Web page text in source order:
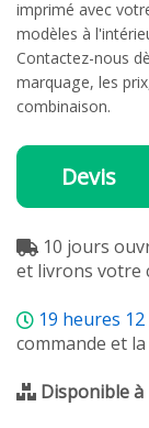
imprimé avec
modèles à
Contactez-nous
marquage, les
combinaison.
Devis
10 jours
et livrons votre
19 heures 12
commande et
Disponible